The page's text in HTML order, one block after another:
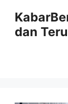
dan